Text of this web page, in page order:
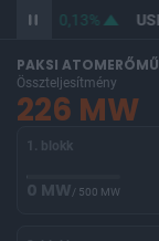
0,13%
PAKSI
Összteljesítmény
226 MW
1. blokk
0 MW/ 500 MW